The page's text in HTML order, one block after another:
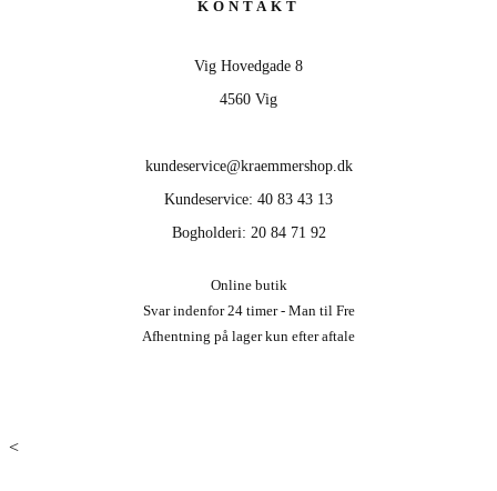
KONTAKT
Vig Hovedgade 8
4560 Vig
kundeservice@kraemmershop.dk
Kundeservice: 40 83 43 13
Bogholderi: 20 84 71 92
Online butik
Svar indenfor 24 timer - Man til Fre
Afhentning på lager kun efter aftale
<